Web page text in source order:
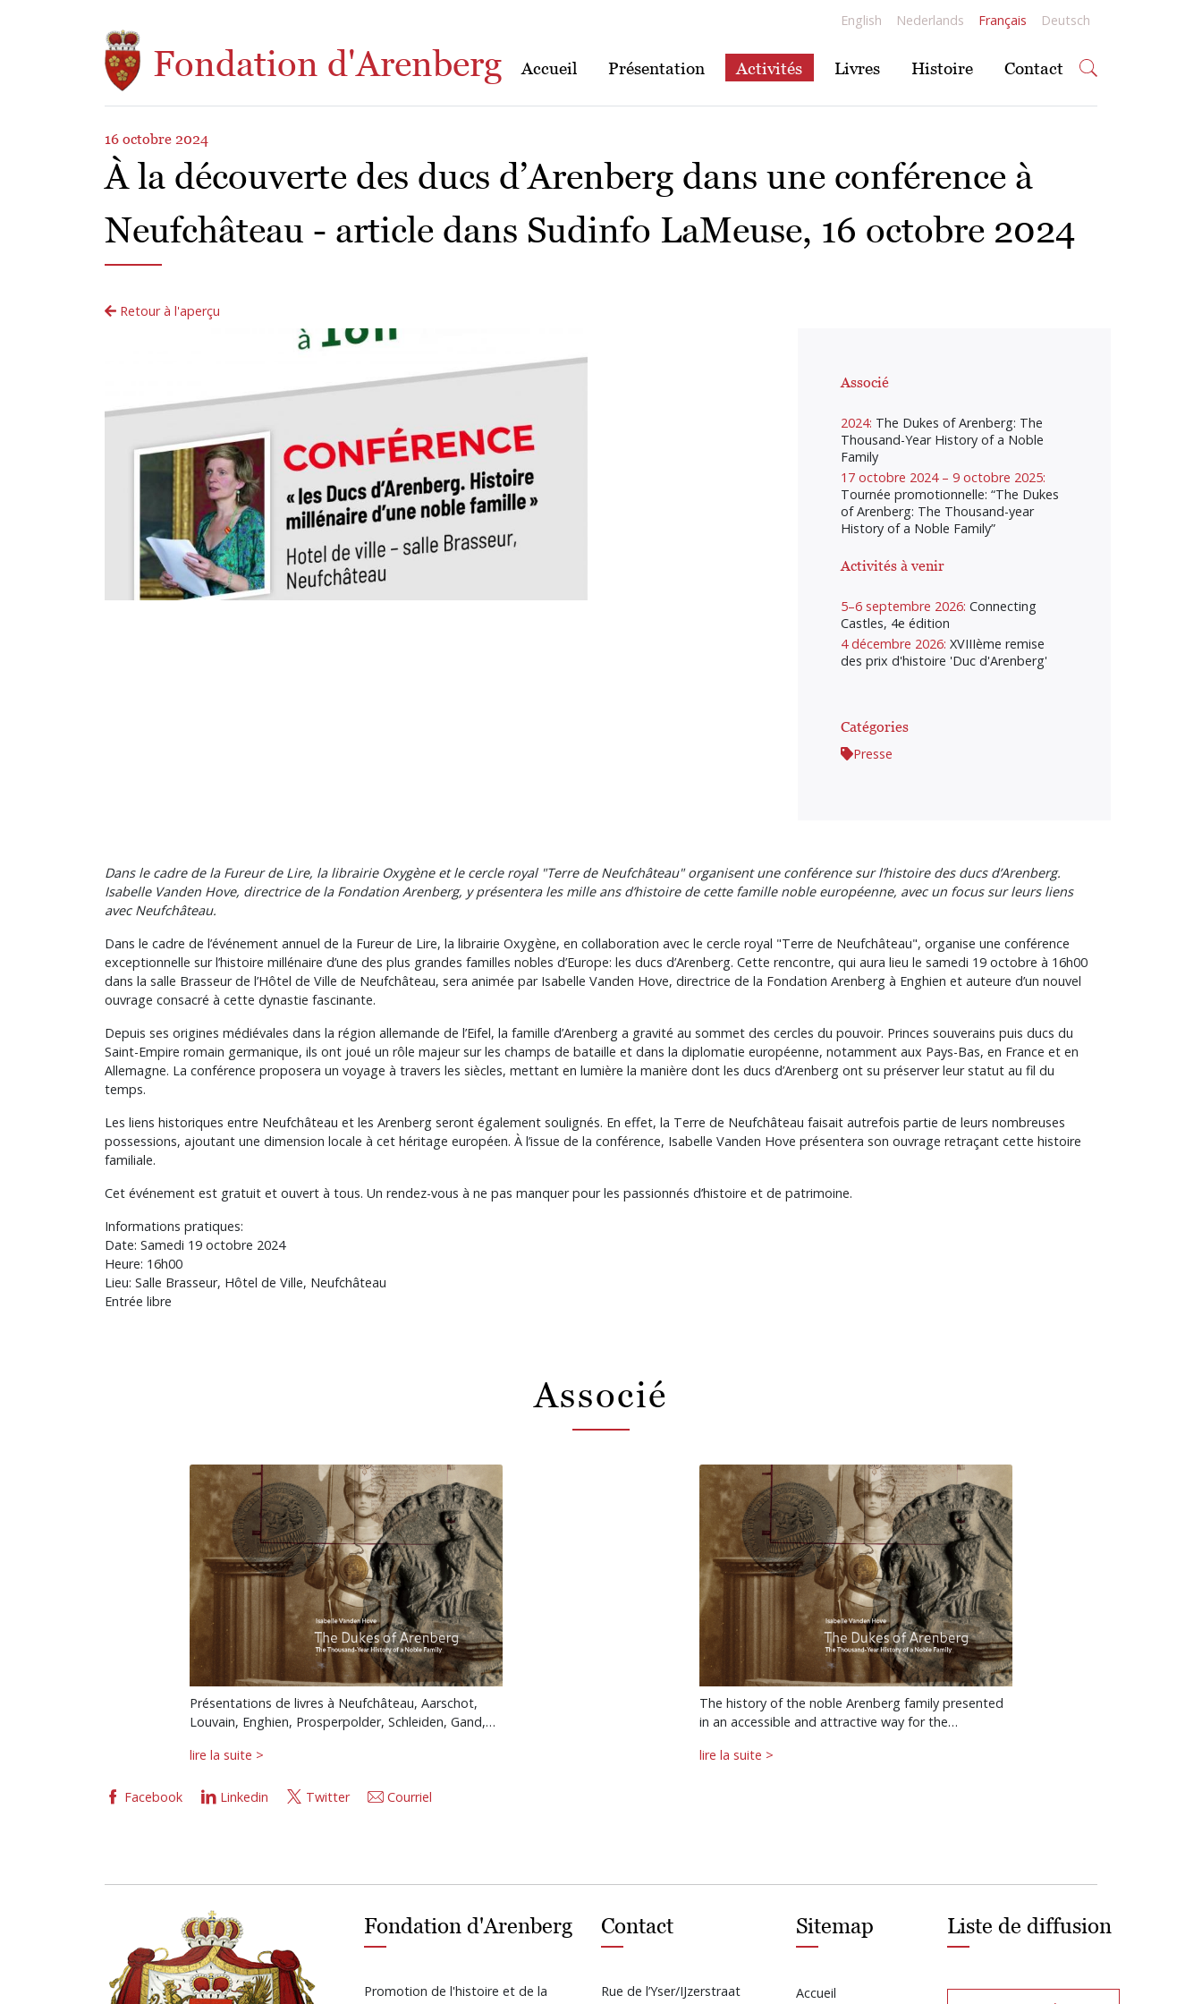
English Nederlands Français Deutsch
Fondation d'Arenberg Accueil Présentation Activités Livres Histoire Contact
16 octobre 2024
À la découverte des ducs d’Arenberg dans une conférence à
Neufchâteau - article dans Sudinfo LaMeuse, 16 octobre 2024
Retour à l'aperçu
Associé
2024: The Dukes of Arenberg: The
Thousand-Year History of a Noble
Family
17 octobre 2024 – 9 octobre 2025:
Tournée promotionnelle: “The Dukes
of Arenberg: The Thousand-year
History of a Noble Family”
Activités à venir
5–6 septembre 2026: Connecting
Castles, 4e édition
4 décembre 2026: XVIIIème remise
des prix d'histoire 'Duc d'Arenberg'
Catégories
Presse
Dans le cadre de la Fureur de Lire, la librairie Oxygène et le cercle royal "Terre de Neufchâteau" organisent une conférence sur l’histoire des ducs d’Arenberg.
Isabelle Vanden Hove, directrice de la Fondation Arenberg, y présentera les mille ans d’histoire de cette famille noble européenne, avec un focus sur leurs liens
avec Neufchâteau.
Dans le cadre de l’événement annuel de la Fureur de Lire, la librairie Oxygène, en collaboration avec le cercle royal "Terre de Neufchâteau", organise une conférence
exceptionnelle sur l’histoire millénaire d’une des plus grandes familles nobles d’Europe: les ducs d’Arenberg. Cette rencontre, qui aura lieu le samedi 19 octobre à 16h00
dans la salle Brasseur de l’Hôtel de Ville de Neufchâteau, sera animée par Isabelle Vanden Hove, directrice de la Fondation Arenberg à Enghien et auteure d’un nouvel
ouvrage consacré à cette dynastie fascinante.
Depuis ses origines médiévales dans la région allemande de l’Eifel, la famille d’Arenberg a gravité au sommet des cercles du pouvoir. Princes souverains puis ducs du
Saint-Empire romain germanique, ils ont joué un rôle majeur sur les champs de bataille et dans la diplomatie européenne, notamment aux Pays-Bas, en France et en
Allemagne. La conférence proposera un voyage à travers les siècles, mettant en lumière la manière dont les ducs d’Arenberg ont su préserver leur statut au fil du
temps.
Les liens historiques entre Neufchâteau et les Arenberg seront également soulignés. En effet, la Terre de Neufchâteau faisait autrefois partie de leurs nombreuses
possessions, ajoutant une dimension locale à cet héritage européen. À l’issue de la conférence, Isabelle Vanden Hove présentera son ouvrage retraçant cette histoire
familiale.
Cet événement est gratuit et ouvert à tous. Un rendez-vous à ne pas manquer pour les passionnés d’histoire et de patrimoine.
Informations pratiques:
Date: Samedi 19 octobre 2024
Heure: 16h00
Lieu: Salle Brasseur, Hôtel de Ville, Neufchâteau
Entrée libre
Associé
Présentations de livres à Neufchâteau, Aarschot,
Louvain, Enghien, Prosperpolder, Schleiden, Gand,…
lire la suite >
The history of the noble Arenberg family presented
in an accessible and attractive way for the…
lire la suite >
Facebook Linkedin Twitter Courriel
Fondation d'Arenberg
Promotion de l'histoire et de la
Contact
Rue de l’Yser/IJzerstraat
Sitemap
Accueil
Liste de diffusion